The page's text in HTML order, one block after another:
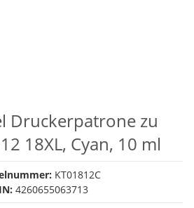
Druckerpatrone zu
18XL, Cyan, 10 ml
KT01812C
4260655063713